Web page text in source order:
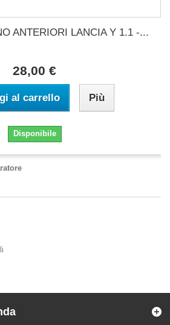
ANTERIORI LANCIA Y 1.1 -...
28,00 €
al carrello Più
Disponibile